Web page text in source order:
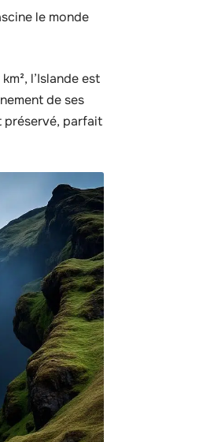
le monde
l’Islande est
de ses
préservé, parfait